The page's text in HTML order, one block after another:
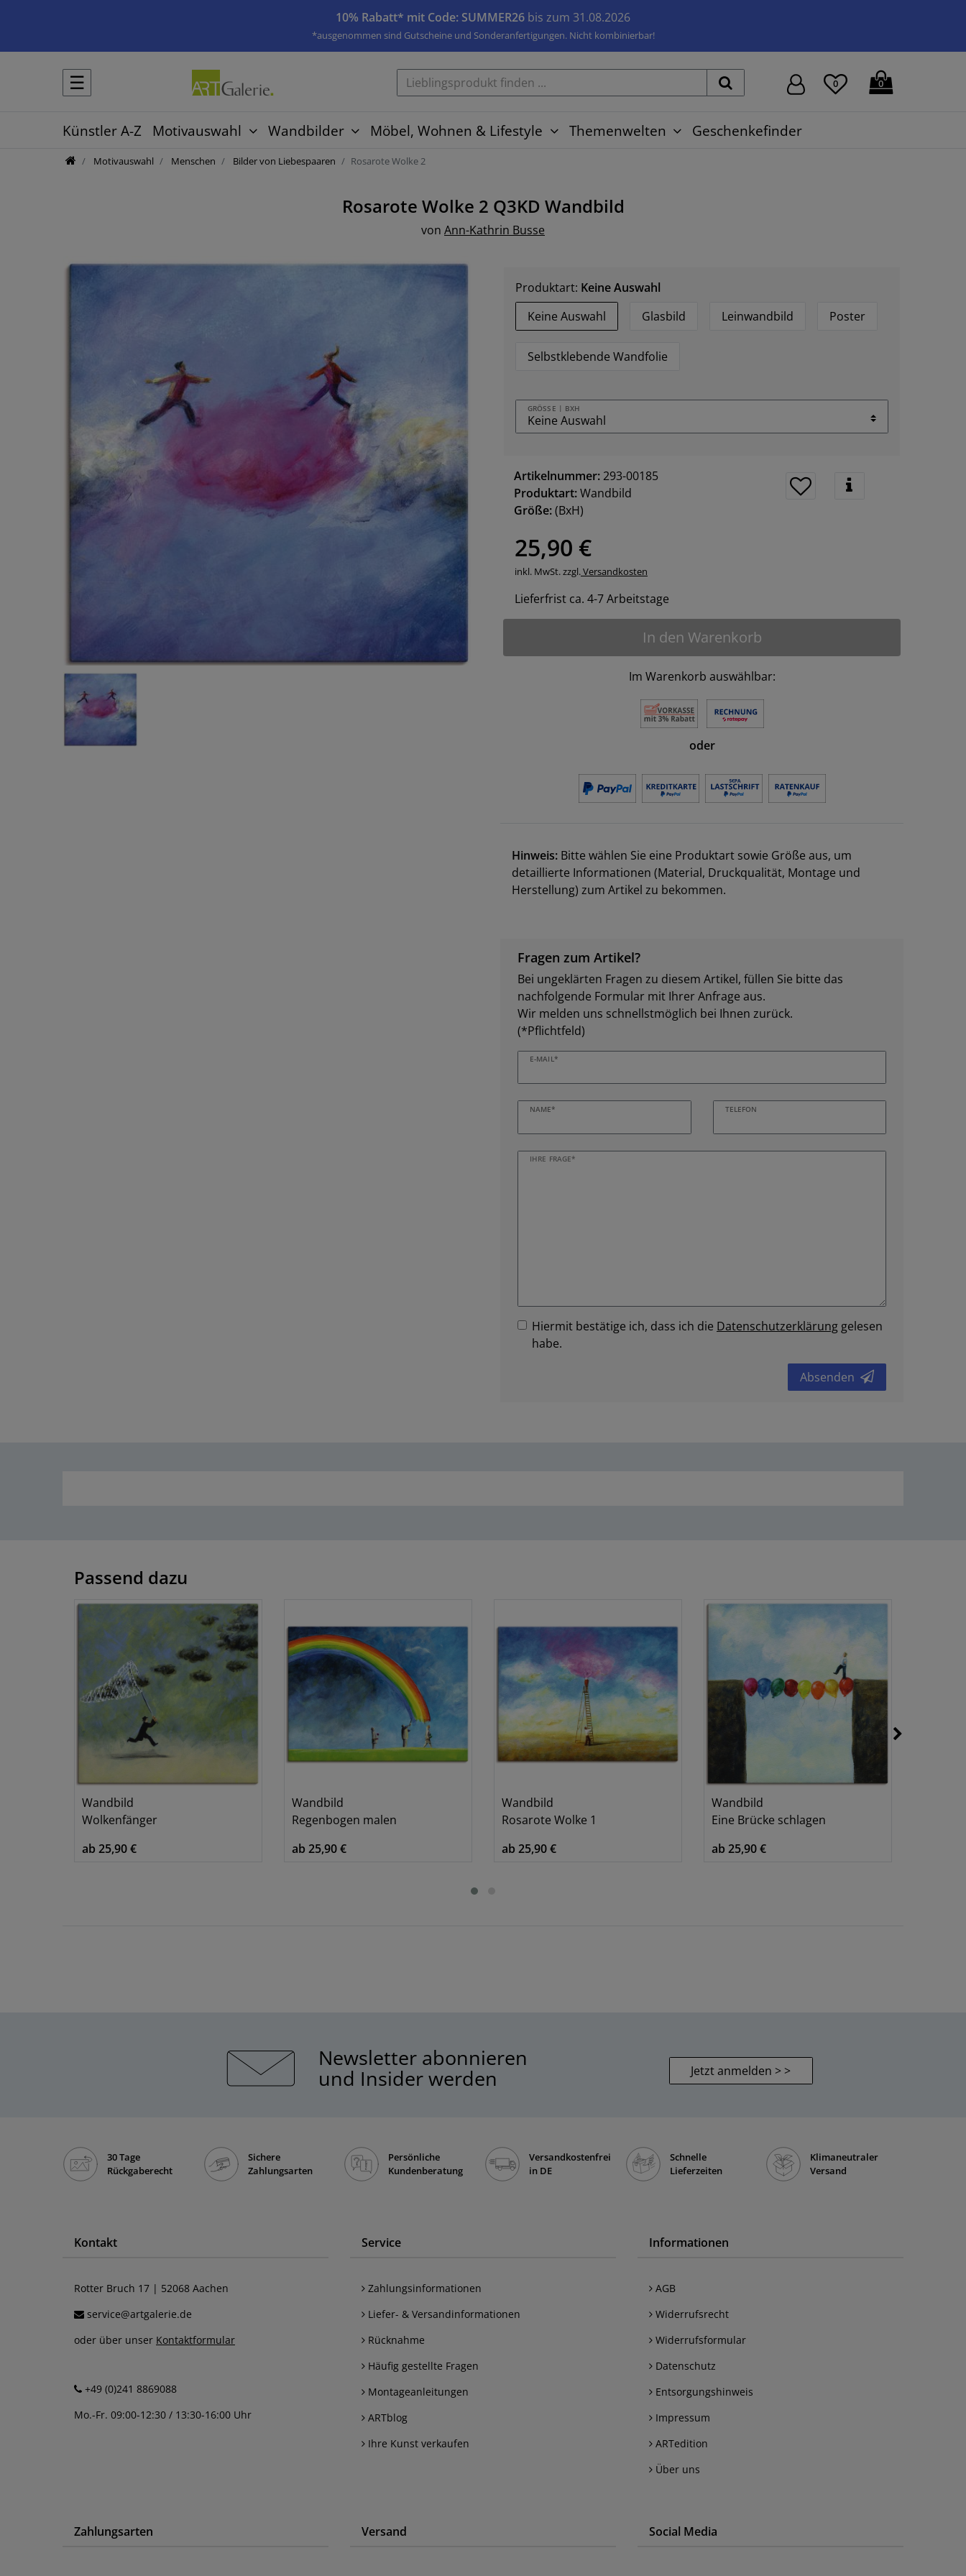
10% Rabatt* mit Code: SUMMER26 bis zum 31.08.2026
*ausgenommen sind Gutscheine und Sonderanfertigungen. Nicht kombinierbar!
☰ 0 0
Künstler A-Z Motivauswahl Wandbilder Möbel, Wohnen & Lifestyle Themenwelten Geschenkefinder
Motivauswahl Menschen Bilder von Liebespaaren Rosarote Wolke 2
Rosarote Wolke 2 Q3KD Wandbild
von Ann-Kathrin Busse
Produktart: Keine Auswahl
Keine Auswahl
Glasbild Leinwandbild Poster
Selbstklebende Wandfolie
GRÖSSE | BXH
Artikelnummer:293-00185
Produktart:Wandbild
Größe:(BxH)
25,90 €
inkl. MwSt. zzgl. Versandkosten
Lieferfrist ca. 4-7 Arbeitstage
In den Warenkorb
Im Warenkorb auswählbar:
oder
Hinweis: Bitte wählen Sie eine Produktart sowie Größe aus, um
detaillierte Informationen (Material, Druckqualität, Montage und
Herstellung) zum Artikel zu bekommen.
Fragen zum Artikel?
Bei ungeklärten Fragen zu diesem Artikel, füllen Sie bitte das
nachfolgende Formular mit Ihrer Anfrage aus.
Wir melden uns schnellstmöglich bei Ihnen zurück.
(*Pflichtfeld)
E-MAIL*
NAME* TELEFON
IHRE FRAGE*
Hiermit bestätige ich, dass ich die Daten­schutz­erklärung gelesen
habe.
Absenden
Passend dazu
Wandbild
Wolkenfänger
ab 25,90 €
Wandbild
Regenbogen malen
ab 25,90 €
Wandbild
Rosarote Wolke 1
ab 25,90 €
Wandbild
Eine Brücke schlagen
ab 25,90 €
Newsletter abonnieren
und Insider werden Jetzt anmelden > >
30 Tage
Rückgaberecht
Sichere
Zahlungsarten
Persönliche
Kundenberatung
Versandkostenfrei
in DE
Schnelle
Lieferzeiten
Klimaneutraler
Versand
Kontakt
Rotter Bruch 17 | 52068 Aachen
service@artgalerie.de
oder über unser Kontaktformular
+49 (0)241 8869088
Mo.-Fr. 09:00-12:30 / 13:30-16:00 Uhr
Service
Zahlungsinformationen
Liefer- & Versandinformationen
Rücknahme
Häufig gestellte Fragen
Montageanleitungen
ARTblog
Ihre Kunst verkaufen
Informationen
AGB
Widerrufsrecht
Widerrufsformular
Datenschutz
Entsorgungshinweis
Impressum
ARTedition
Über uns
Zahlungsarten Versand Social Media